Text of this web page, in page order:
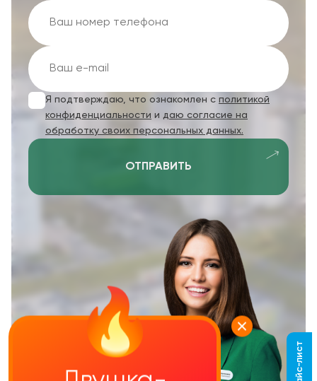
Я подтверждаю, что ознакомлен с политикой
конфиденциальности и даю согласие на
обработку своих персональных данных.
ОТПРАВИТЬ